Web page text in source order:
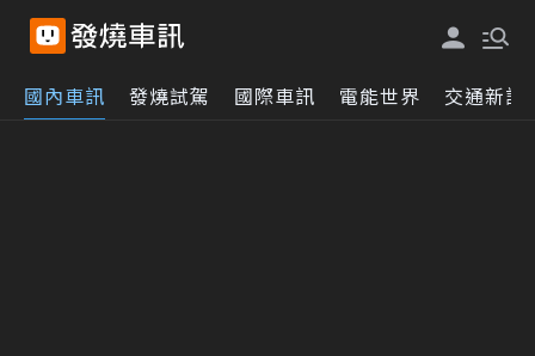
國內車訊 發燒試駕 國際車訊 電能世界 交通新訊